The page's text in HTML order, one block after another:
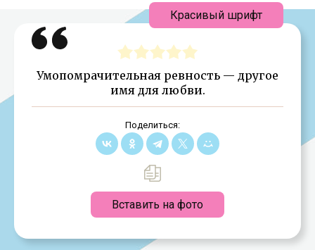
Умопомрачительная ревность — другое
имя для любви.
Поделиться:
Вставить на фото
Красивый шрифт